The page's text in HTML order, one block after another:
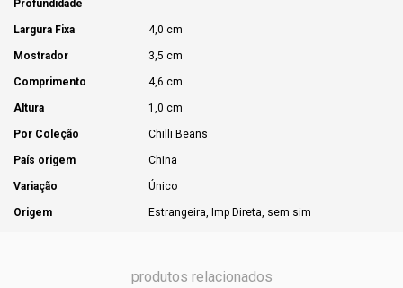
Profundidade
Largura Fixa 4,0 cm
Mostrador 3,5 cm
Comprimento 4,6 cm
Altura 1,0 cm
Por Coleção Chilli Beans
País origem China
Variação Único
Origem Estrangeira, Imp Direta, sem sim
produtos relacionados